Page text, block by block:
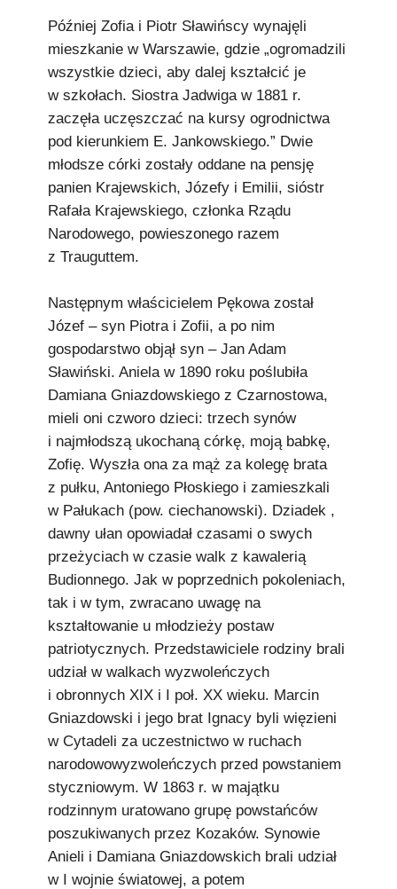
Później Zofia i Piotr Sławińscy wynajęli
mieszkanie w Warszawie, gdzie „ogromadzili
wszystkie dzieci, aby dalej kształcić je
w szkołach. Siostra Jadwiga w 1881 r.
zaczęła uczęszczać na kursy ogrodnictwa
pod kierunkiem E. Jankowskiego.” Dwie
młodsze córki zostały oddane na pensję
panien Krajewskich, Józefy i Emilii, sióstr
Rafała Krajewskiego, członka Rządu
Narodowego, powieszonego razem
z Trauguttem.
Następnym właścicielem Pękowa został
Józef – syn Piotra i Zofii, a po nim
gospodarstwo objął syn – Jan Adam
Sławiński. Aniela w 1890 roku poślubiła
Damiana Gniazdowskiego z Czarnostowa,
mieli oni czworo dzieci: trzech synów
i najmłodszą ukochaną córkę, moją babkę,
Zofię. Wyszła ona za mąż za kolegę brata
z pułku, Antoniego Płoskiego i zamieszkali
w Pałukach (pow. ciechanowski). Dziadek ,
dawny ułan opowiadał czasami o swych
przeżyciach w czasie walk z kawalerią
Budionnego. Jak w poprzednich pokoleniach,
tak i w tym, zwracano uwagę na
kształtowanie u młodzieży postaw
patriotycznych. Przedstawiciele rodziny brali
udział w walkach wyzwoleńczych
i obronnych XIX i I poł. XX wieku. Marcin
Gniazdowski i jego brat Ignacy byli więzieni
w Cytadeli za uczestnictwo w ruchach
narodowowyzwoleńczych przed powstaniem
styczniowym. W 1863 r. w majątku
rodzinnym uratowano grupę powstańców
poszukiwanych przez Kozaków. Synowie
Anieli i Damiana Gniazdowskich brali udział
w I wojnie światowej, a potem